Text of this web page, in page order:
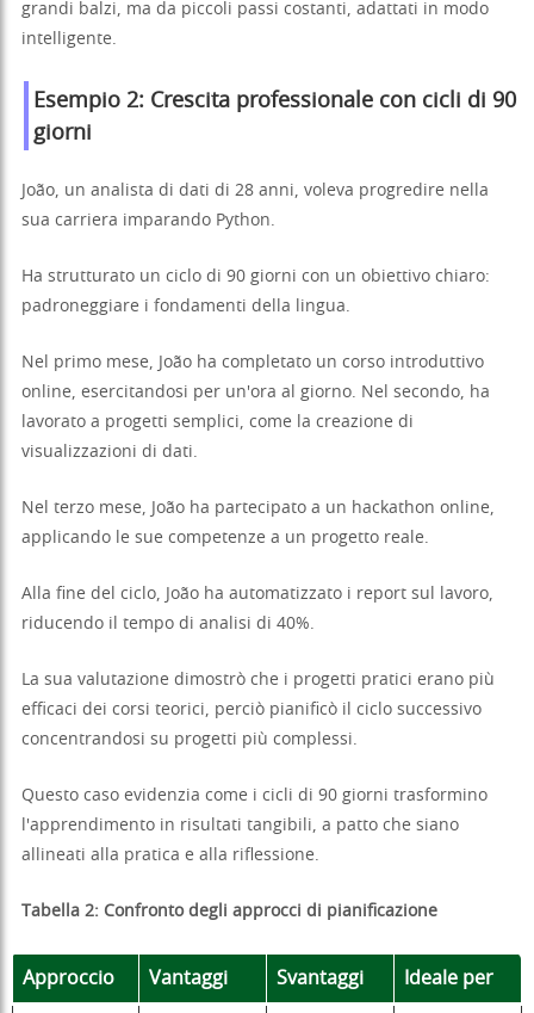
grandi balzi, ma da piccoli passi costanti, adattati in modo
intelligente.
Esempio 2: Crescita professionale con cicli di 90
giorni
João, un analista di dati di 28 anni, voleva progredire nella
sua carriera imparando Python.
Ha strutturato un ciclo di 90 giorni con un obiettivo chiaro:
padroneggiare i fondamenti della lingua.
Nel primo mese, João ha completato un corso introduttivo
online, esercitandosi per un'ora al giorno. Nel secondo, ha
lavorato a progetti semplici, come la creazione di
visualizzazioni di dati.
Nel terzo mese, João ha partecipato a un hackathon online,
applicando le sue competenze a un progetto reale.
Alla fine del ciclo, João ha automatizzato i report sul lavoro,
riducendo il tempo di analisi di 40%.
La sua valutazione dimostrò che i progetti pratici erano più
efficaci dei corsi teorici, perciò pianificò il ciclo successivo
concentrandosi su progetti più complessi.
Questo caso evidenzia come i cicli di 90 giorni trasformino
l'apprendimento in risultati tangibili, a patto che siano
allineati alla pratica e alla riflessione.
Tabella 2: Confronto degli approcci di pianificazione
Approccio Vantaggi Svantaggi Ideale per